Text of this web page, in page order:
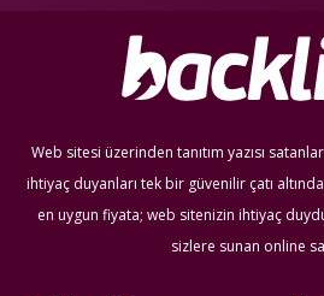
Web sitesi üzerinden tanıtım yazısı satanlar
ihtiyaç duyanları tek bir güvenilir çatı
en uygun fiyata; web sitenizin ihtiyaç
sizlere sunan online